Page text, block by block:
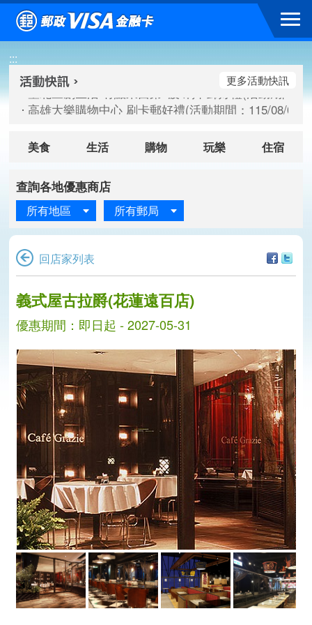
跳到主要內容區塊
:::
新竹遠東巨城購物中心 2026巨城年中慶夏日BIG好刷(
臺北三創生活 有點東西第2波 刷卡郵好禮(活動期間：
高雄大樂購物中心 刷卡郵好禮(活動期間：115/08/07-
臺北三創生活 有點東西第2波 刷卡郵好禮(活動期間：
更多活動快訊
美食 生活 購物 玩樂 住宿
查詢各地優惠商店
所有地區 所有郵局
回店家列表
分分
義式屋古拉爵(花蓮遠百店)
優惠期間：即日起 - 2027-05-31